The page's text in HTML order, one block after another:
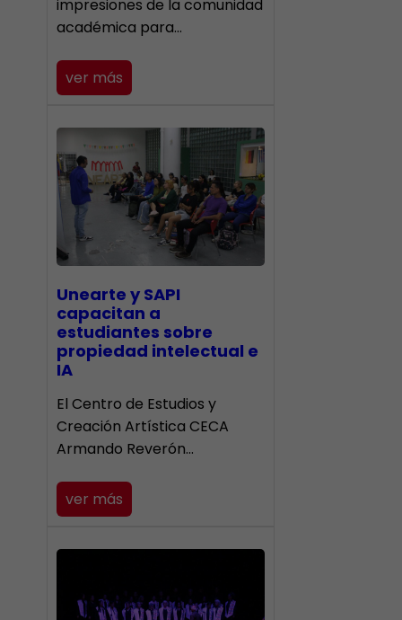
impresiones de la comunidad
académica para…
ver más
Unearte y SAPI
capacitan a
estudiantes sobre
propiedad intelectual e
IA
El Centro de Estudios y
Creación Artística CECA
Armando Reverón…
ver más